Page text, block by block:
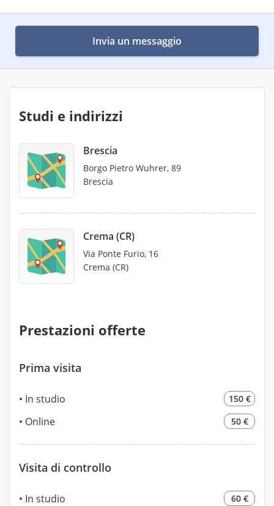
Invia un messaggio
Studi e indirizzi
Brescia
Borgo Pietro Wuhrer, 89
Brescia
Crema (CR)
Via Ponte Furio, 16
Crema (CR)
Prestazioni offerte
Prima visita
In studio 150 €
Online 50 €
Visita di controllo
In studio 60 €